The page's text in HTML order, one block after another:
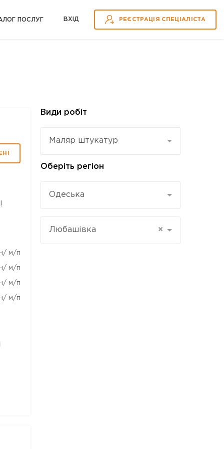
ПОСЛУГ ВХІД РЕЄСТРАЦІЯ СПЕЦІАЛІСТА
м/п
м/п
м/п
м/п
Види робіт
Маляр штукатур
Оберіть регіон
Одеська
×
Любашівка